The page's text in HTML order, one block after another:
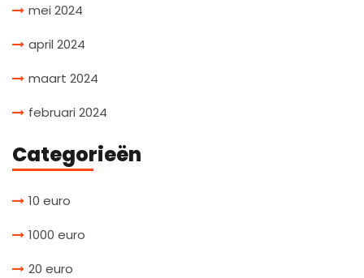
mei 2024
april 2024
maart 2024
februari 2024
Categorieën
10 euro
1000 euro
20 euro